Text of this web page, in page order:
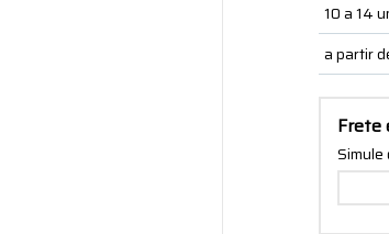
10 a 14
a partir
Frete